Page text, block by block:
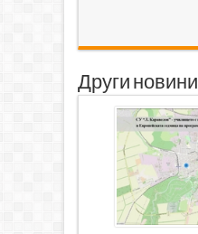
Други новини